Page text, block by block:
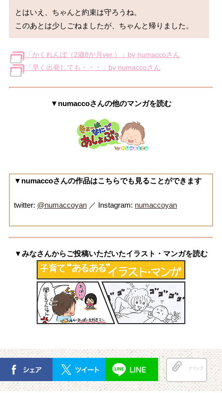
とはいえ、ちゃんと約束は守ろうね。
「かくれんぼ（2歳8か月ver.）」by numaccoさん
「早く出発しても・・・」by numaccoさん
▼numaccoさんの他のマンガを読む
▼numaccoさんの作品はこちらでも見ることができます
twitter: @numaccoyan ／ Instagram: numaccoyan
▼みなさんからご投稿いただいたイラスト・マンガを読む
クリップ